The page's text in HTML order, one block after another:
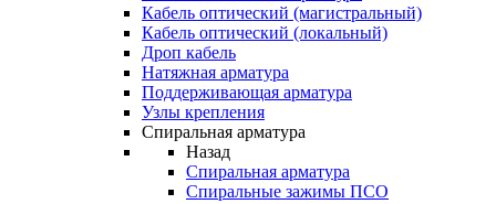
Кабель оптический (магистральный)
Кабель оптический (локальный)
Дроп кабель
Натяжная арматура
Поддерживающая арматура
Узлы крепления
Спиральная арматура
Назад
Спиральная арматура
Спиральные зажимы ПСО